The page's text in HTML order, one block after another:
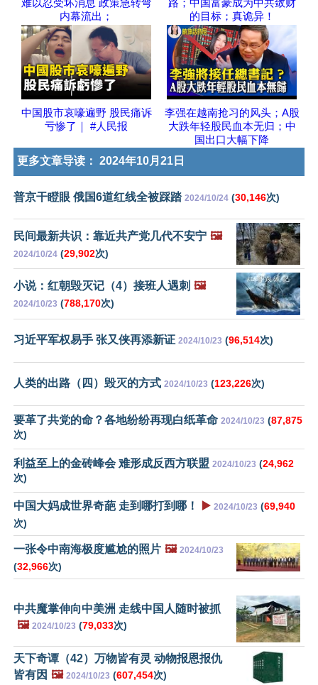
难以忍受坏消息 政策急转弯
内幕流出；
路；中国富豪成为中共敛财
的目标；真诡异！
中国股市哀嚎遍野 股民痛诉
亏惨了｜ #人民报
李强在越南抢习的风头；A股
大跌年轻股民血本无归；中
国出口大幅下降
更多文章导读： 2024年10月21日
普京干瞪眼 俄国6道红线全被踩踏 2024/10/24 (30,146次)
民间最新共识：靠近共产党几代不安宁 🖼️
2024/10/24 (29,902次)
小说：红朝毁灭记（4）接班人遇刺 🖼️
2024/10/23 (788,170次)
习近平军权易手 张又侠再添新证 2024/10/23 (96,514次)
人类的出路（四）毁灭的方式 2024/10/23 (123,226次)
要革了共党的命？各地纷纷再现白纸革命 2024/10/23 (87,875
次)
利益至上的金砖峰会 难形成反西方联盟 2024/10/23 (24,962
次)
中国大妈成世界奇葩 走到哪打到哪！ ▶️ 2024/10/23 (69,940
次)
一张令中南海极度尴尬的照片 🖼️ 2024/10/23
(32,966次)
中共魔掌伸向中美洲 走线中国人随时被抓
🖼️ 2024/10/23 (79,033次)
天下奇谭（42）万物皆有灵 动物报恩报仇
皆有因 🖼️ 2024/10/23 (607,454次)